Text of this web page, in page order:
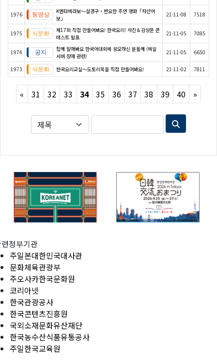
1976
K엔타메라보～설경구・변요한 주연 영화「자산어
보」
21-11-08 7518
1975
제17회 직접 만들어봐요! 한국요리! 사진＆감상문 콘
테스트 발표
21-11-05 7085
1974
함께 말해봐요 한국어대회에 응모하신 분들께 (메일
서버 장애 관련)
21-11-05 6650
1973 한국요리교실〜도토리묵을 직접 만들어봐요! 21-11-02 7811
« Previous
31 32 33 34 35 36 37 38 39 40 »Next
정부기관
주일본대한민국대사관
문화체육관광부
주오사카한국문화원
코리아넷
한국관광공사
한국콘텐츠진흥원
국외소재문화유산재단
한국농수산식품유통공사
주일한국교육원